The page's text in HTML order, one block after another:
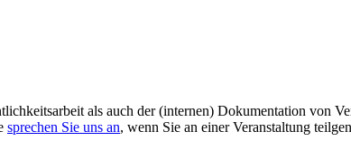
als auch der (internen) Dokumentation von
sprechen Sie uns an, wenn Sie an einer Veranstaltung